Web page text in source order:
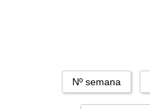
Nº semana